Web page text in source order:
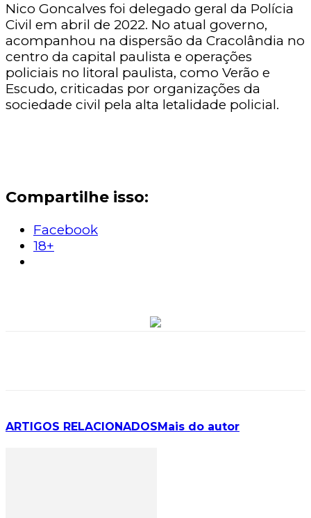
Nico Goncalves foi delegado geral da Polícia
Civil em abril de 2022. No atual governo,
acompanhou na dispersão da Cracolândia no
centro da capital paulista e operações
policiais no litoral paulista, como Verão e
Escudo, criticadas por organizações da
sociedade civil pela alta letalidade policial.
Compartilhe isso:
Facebook
18+
ARTIGOS RELACIONADOSMais do autor